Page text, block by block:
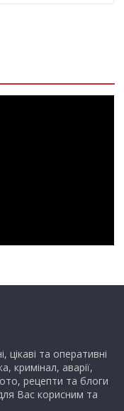
цікаві та оперативні
кримінал, аварії,
рецепти та блоги
Вас корисним та